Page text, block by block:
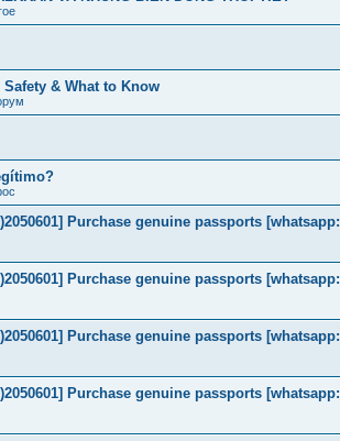
& What to Know
Purchase genuine passports [whatsapp:
Purchase genuine passports [whatsapp:
Purchase genuine passports [whatsapp:
Purchase genuine passports [whatsapp: